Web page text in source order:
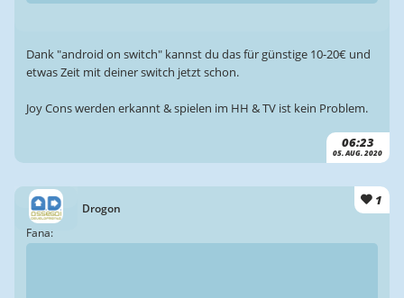
06:23
05. AUG. 2020
Dank "android on switch" kannst du das für günstige 10-20€ und
etwas Zeit mit deiner switch jetzt schon.
Joy Cons werden erkannt & spielen im HH & TV ist kein Problem.
Drogon
1
Fana: